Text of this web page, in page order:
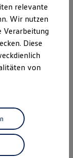
ein ID.
relevante
Wir nutzen
Verarbeitung
Diese
von